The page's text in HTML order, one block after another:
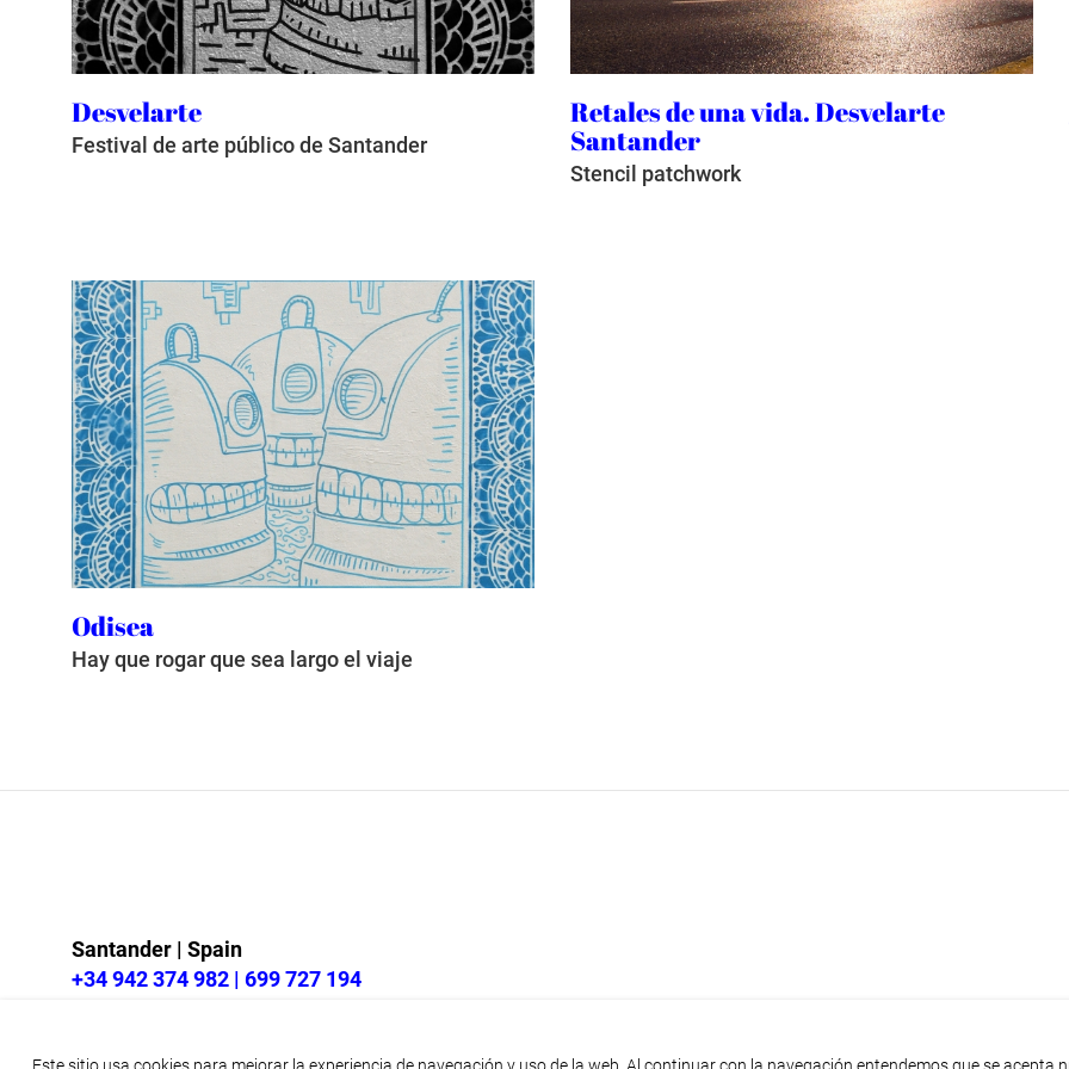
Desvelarte
Festival de arte público de Santander
Retales de una vida. Desvelarte
Santander
Stencil patchwork
Odisea
Hay que rogar que sea largo el viaje
Santander | Spain
+34 942 374 982 | 699 727 194